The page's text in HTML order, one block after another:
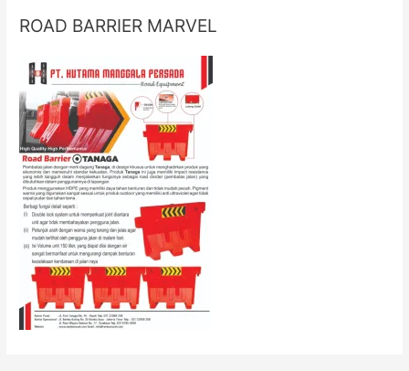
ROAD BARRIER MARVEL